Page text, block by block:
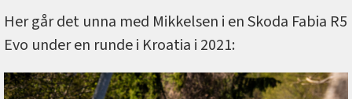
Her går det unna med Mikkelsen i en Skoda Fabia R5
Evo under en runde i Kroatia i 2021: